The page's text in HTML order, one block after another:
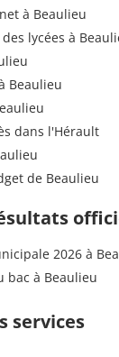
à Beaulieu
lycées à
Beaulieu
dans l'Hérault
Beaulieu
de Beaulieu
2026 à
bac à Beaulieu
services